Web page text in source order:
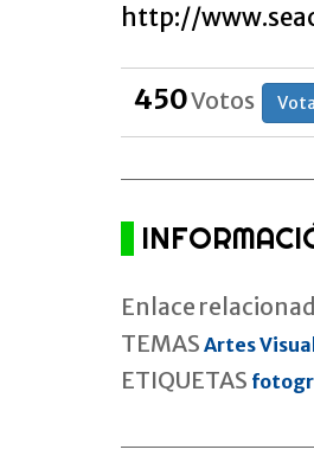
http://
450Votos
Enlace
TEMAS Artes
ETIQUETAS